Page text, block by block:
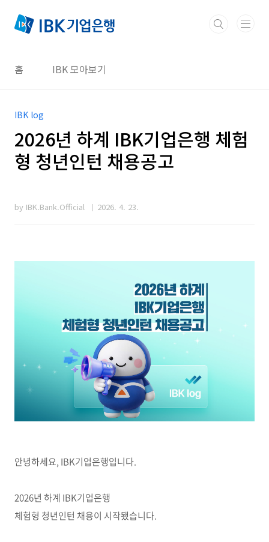
홈 IBK 모아보기
IBK log
2026년 하계 IBK기업은행 체험
형 청년인턴 채용공고
by IBK.Bank.Official 2026. 4. 23.
안녕하세요, IBK기업은행입니다.
2026년 하계 IBK기업은행
체험형 청년인턴 채용이 시작됐습니다.